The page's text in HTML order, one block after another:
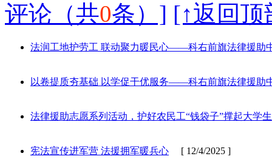
评论（共0条）] [↑返回顶
法润工地护劳工 联动聚力暖民心——科右前旗法律援助
以卷提质夯基础 以学促干优服务——科右前旗法律援助
法律援助志愿系列活动，护好农民工“钱袋子”撑起大学
宪法宣传进军营 法援拥军暖兵心 [ 12/4/2025 ]